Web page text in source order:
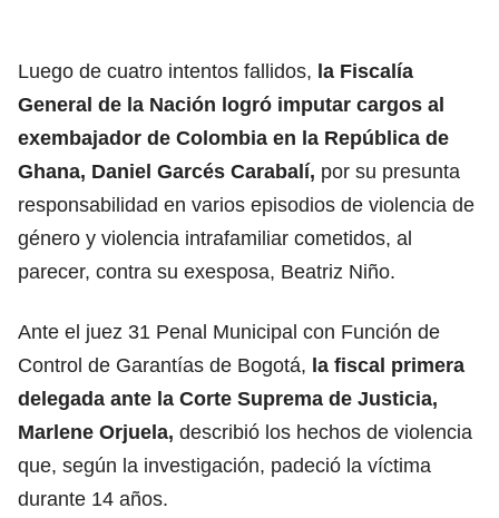
Luego de cuatro intentos fallidos, la Fiscalía
General de la Nación logró imputar cargos al
exembajador de Colombia en la República de
Ghana, Daniel Garcés Carabalí, por su presunta
responsabilidad en varios episodios de violencia de
género y violencia intrafamiliar cometidos, al
parecer, contra su exesposa, Beatriz Niño.
Ante el juez 31 Penal Municipal con Función de
Control de Garantías de Bogotá, la fiscal primera
delegada ante la Corte Suprema de Justicia,
Marlene Orjuela, describió los hechos de violencia
que, según la investigación, padeció la víctima
durante 14 años.